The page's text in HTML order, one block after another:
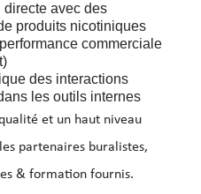
avec des
produits nicotiniques
commerciale
des interactions
les outils internes
et un haut niveau
partenaires buralistes,
& formation fournis.